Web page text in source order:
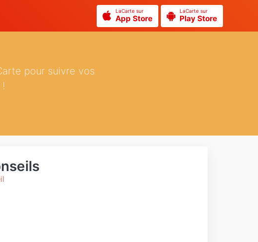
LaCarte sur
App Store
LaCarte sur
Play Store
pour suivre vos